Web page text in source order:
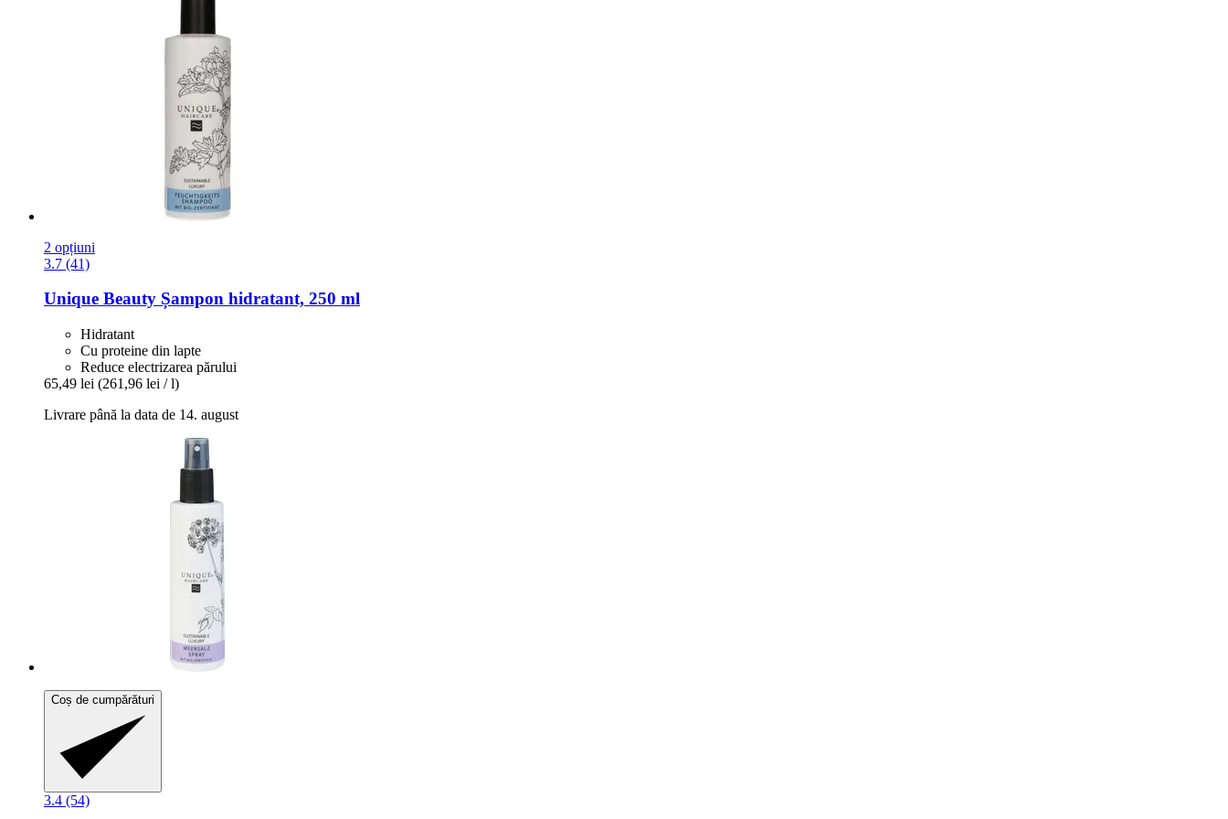
2 opțiuni
3.7 (41)
Unique Beauty Șampon hidratant, 250 ml
Hidratant
Cu proteine din lapte
Reduce electrizarea părului
65,49 lei (261,96 lei / l)
Livrare până la data de 14. august
Coș de cumpărături
3.4 (54)